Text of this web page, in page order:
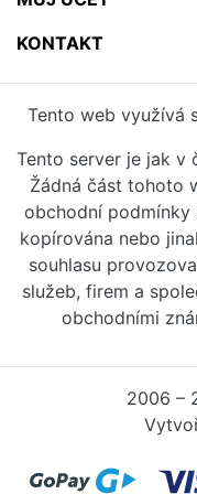
KONTAKT
Tento web využívá
Tento server je jak v
Žádná část tohoto
obchodní podmínky
kopírována nebo
souhlasu
služeb, firem a
obchodními
2006 –